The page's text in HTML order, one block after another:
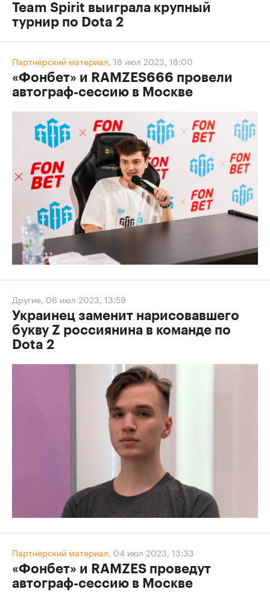
Team Spirit выиграла крупный
турнир по Dota 2
Партнёрский материал, 18 июл 2023, 18:00
«Фонбет» и RAMZES666 провели
автограф-сессию в Москве
Другие, 06 июл 2023, 13:59
Украинец заменит нарисовавшего
букву Z россиянина в команде по
Dota 2
Партнёрский материал, 04 июл 2023, 13:33
«Фонбет» и RAMZES проведут
автограф-сессию в Москве